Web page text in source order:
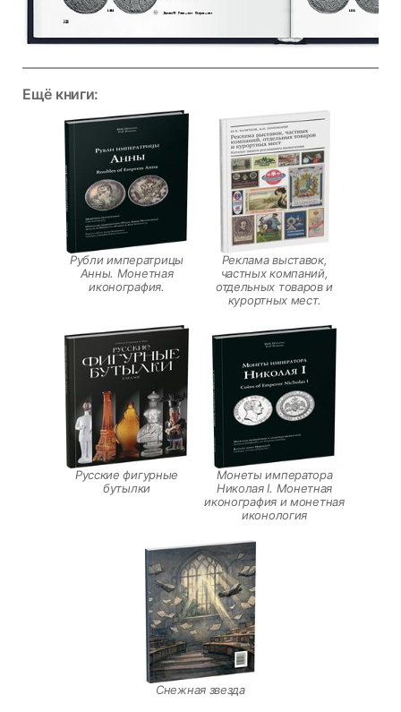
Ещё книги:
Рубли императрицы
Анны. Монетная
иконография.
Реклама выставок,
частных компаний,
отдельных товаров и
курортных мест.
Русские фигурные
бутылки
Монеты императора
Николая I. Монетная
иконография и монетная
иконология
Снежная звезда